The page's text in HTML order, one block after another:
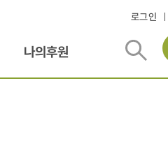
로그인
나의후원